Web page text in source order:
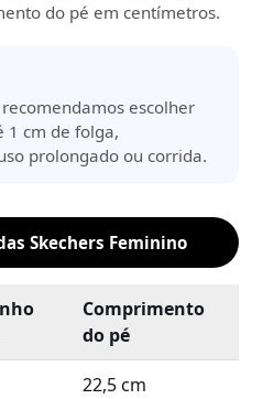
do pé em centímetros.
escolher
1 cm de folga,
prolongado ou corrida.
Skechers Feminino
Comprimento
do pé
22,5 cm